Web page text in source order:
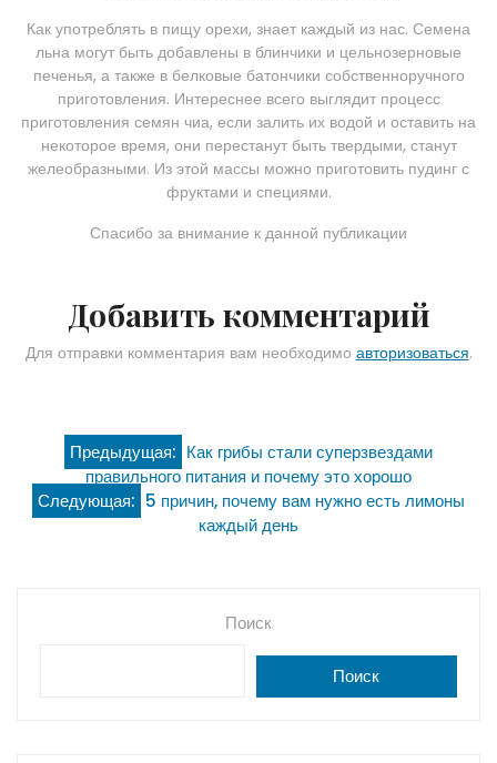
Как употреблять в пищу орехи, знает каждый из нас. Семена
льна могут быть добавлены в блинчики и цельнозерновые
печенья, а также в белковые батончики собственноручного
приготовления. Интереснее всего выглядит процесс
приготовления семян чиа, если залить их водой и оставить на
некоторое время, они перестанут быть твердыми, станут
желеобразными. Из этой массы можно приготовить пудинг с
фруктами и специями.
Спасибо за внимание к данной публикации
Добавить комментарий
Для отправки комментария вам необходимо авторизоваться.
Навигация
по
Предыдущая: Как грибы стали суперзвездами
правильного питания и почему это хорошо
Следующая: 5 причин, почему вам нужно есть лимоны
каждый день
Поиск
Поиск